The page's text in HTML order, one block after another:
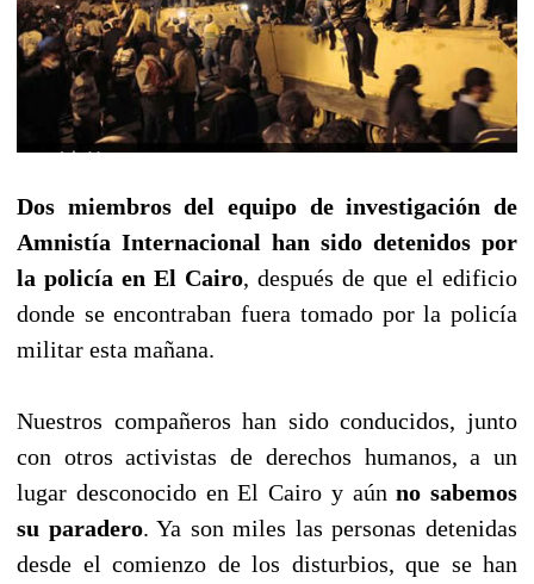
Dos miembros del equipo de investigación de
Amnistía Internacional han sido detenidos por
la policía en El Cairo, después de que el edificio
donde se encontraban fuera tomado por la policía
militar esta mañana.
Nuestros compañeros han sido conducidos, junto
con otros activistas de derechos humanos, a un
lugar desconocido en El Cairo y aún no sabemos
su paradero. Ya son miles las personas detenidas
desde el comienzo de los disturbios, que se han